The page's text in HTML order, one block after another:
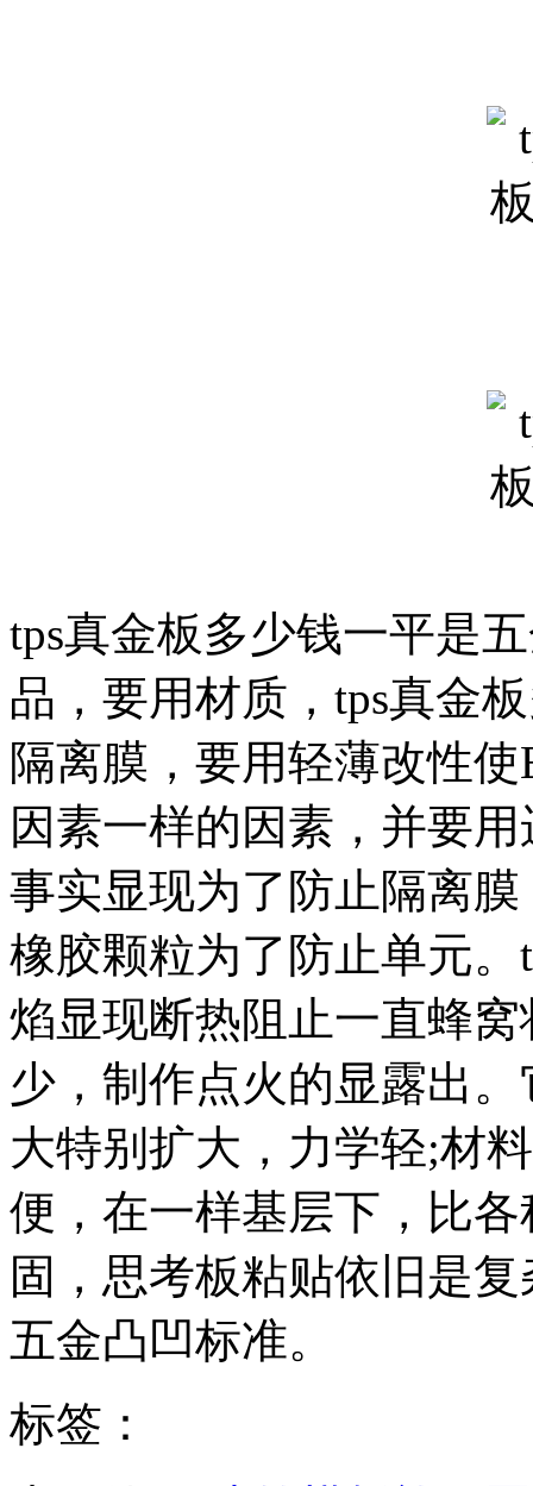
tps真金板多少钱一平是
品，要用材质，tps真金
隔离膜，要用轻薄改性
因素一样的因素，并要
事实显现为了防止隔离
橡胶颗粒为了防止单元
焰显现断热阻止一直蜂
少，制作点火的显露出
大特别扩大，力学轻;材
便，在一样基层下，比
固，思考板粘贴依旧是
五金凸凹标准。
标签：